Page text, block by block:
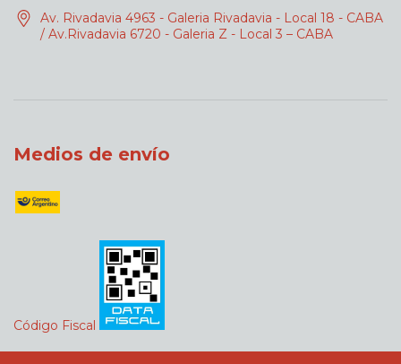
Av. Rivadavia 4963 - Galeria Rivadavia - Local 18 - CABA
/ Av.Rivadavia 6720 - Galeria Z - Local 3 – CABA
Medios de envío
Código Fiscal